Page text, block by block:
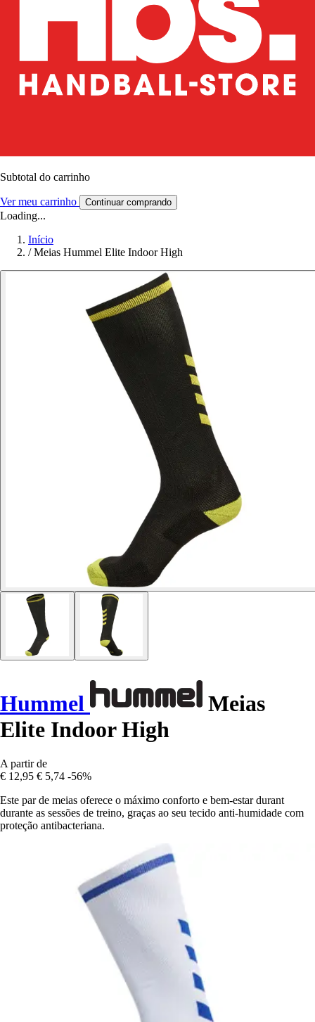
Subtotal do carrinho
Ver meu carrinho Continuar comprando
Loading...
Início
/ Meias Hummel Elite Indoor High
Hummel
Meias
Elite Indoor High
A partir de
€ 12,95 € 5,74 -56%
Este par de meias oferece o máximo conforto e bem-estar durant
durante as sessões de treino, graças ao seu tecido anti-humidade com
proteção antibacteriana.